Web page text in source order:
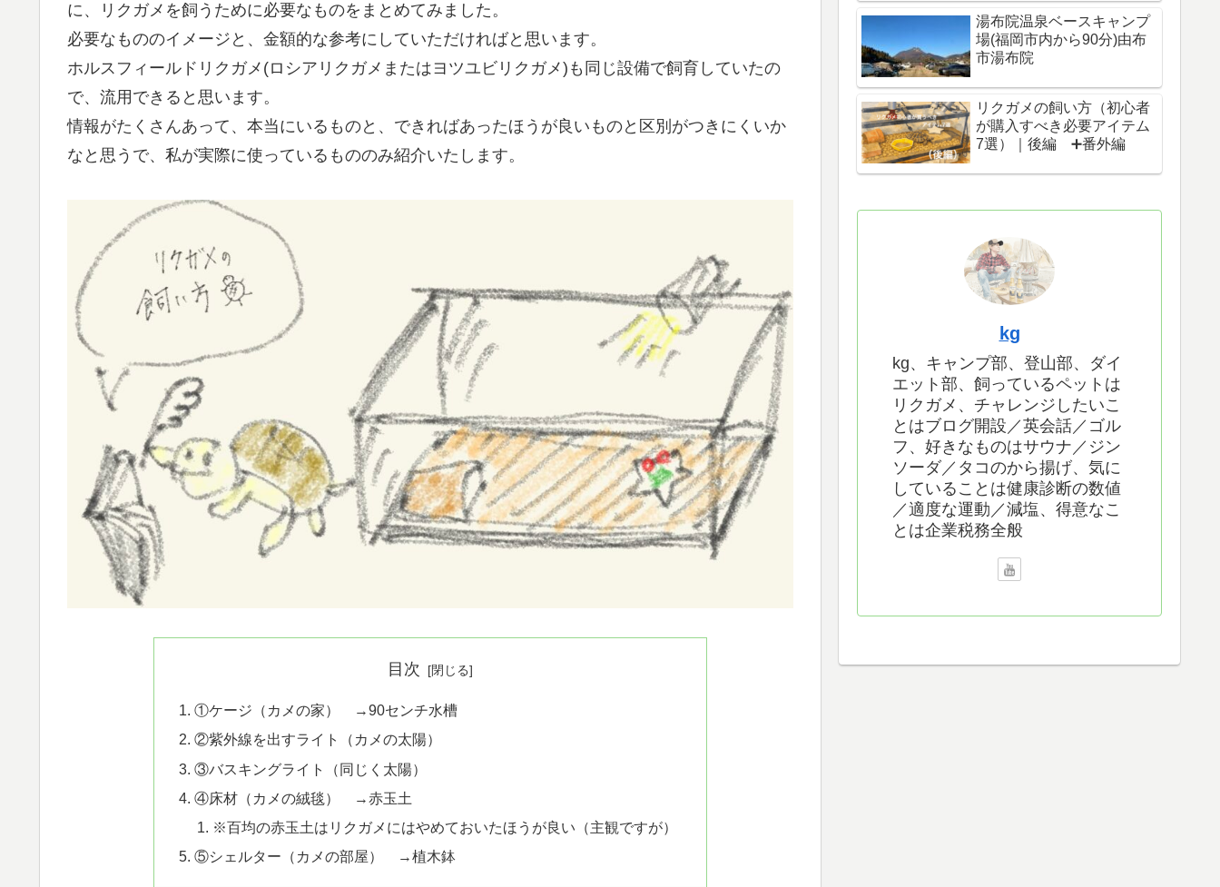
に、リクガメを飼うために必要なものをまとめてみました。
必要なもののイメージと、金額的な参考にしていただければと思います。
ホルスフィールドリクガメ(ロシアリクガメまたはヨツユビリクガメ)も同じ設備で飼育していたの
で、流用できると思います。
情報がたくさんあって、本当にいるものと、できればあったほうが良いものと区別がつきにくいか
なと思うで、私が実際に使っているもののみ紹介いたします。
目次
①ケージ（カメの家） →90センチ水槽
②紫外線を出すライト（カメの太陽）
③バスキングライト（同じく太陽）
④床材（カメの絨毯） →赤玉土
※百均の赤玉土はリクガメにはやめておいたほうが良い（主観ですが）
⑤シェルター（カメの部屋） →植木鉢
湯布院温泉ベースキャンプ
場(福岡市内から90分)由布
市湯布院
リクガメの飼い方（初心者
が購入すべき必要アイテム
7選）｜後編 ➕番外編
kg
kg、キャンプ部、登山部、ダイ
エット部、飼っているペットは
リクガメ、チャレンジしたいこ
とはブログ開設／英会話／ゴル
フ、好きなものはサウナ／ジン
ソーダ／タコのから揚げ、気に
していることは健康診断の数値
／適度な運動／減塩、得意なこ
とは企業税務全般